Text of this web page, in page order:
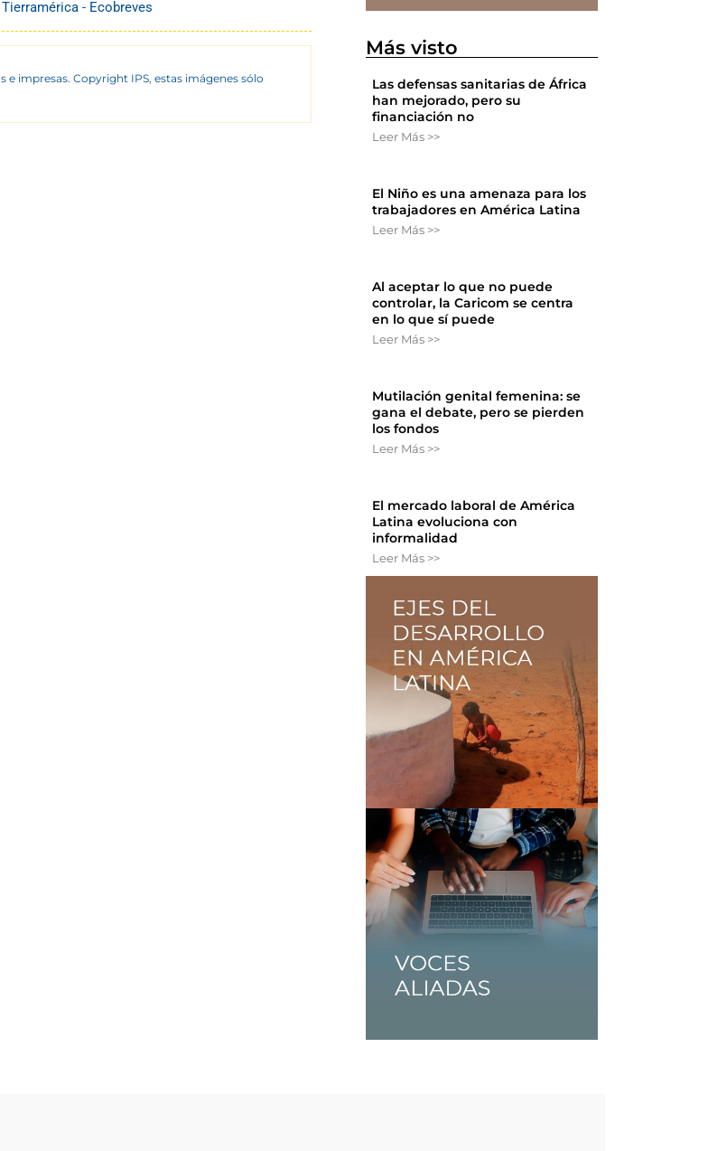
Tierramérica - Ecobreves
impresas. Copyright IPS, estas imágenes sólo
Más visto
Las defensas sanitarias de África
han mejorado, pero su
financiación no
Leer Más >>
El Niño es una amenaza para los
trabajadores en América Latina
Leer Más >>
Al aceptar lo que no puede
controlar, la Caricom se centra
en lo que sí puede
Leer Más >>
Mutilación genital femenina: se
gana el debate, pero se pierden
los fondos
Leer Más >>
El mercado laboral de América
Latina evoluciona con
informalidad
Leer Más >>